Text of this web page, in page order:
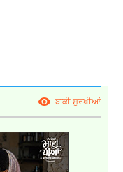
ਬਾਕੀ ਸੁਰਖੀਆਂ